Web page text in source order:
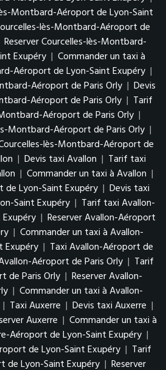
Montbard-Aéroport de Lyon-Saint
lès-Montbard-Aéroport de
Reserver Courcelles-lès-Montbard-
Exupéry | Commander un taxi à
Aéroport de Lyon-Saint Exupéry |
Aéroport de Paris Orly | Devis
Aéroport de Paris Orly | Tarif
Aéroport de Paris Orly |
Montbard-Aéroport de Paris Orly |
lès-Montbard-Aéroport de
| Devis taxi Avallon | Tarif taxi
| Commander un taxi à Avallon |
Lyon-Saint Exupéry | Devis taxi
Saint Exupéry | Tarif taxi Avallon-
| Reserver Avallon-Aéroport
| Commander un taxi à Avallon-
Exupéry | Taxi Avallon-Aéroport de
Aéroport de Paris Orly | Tarif
de Paris Orly | Reserver Avallon-
| Commander un taxi à Avallon-
| Taxi Auxerre | Devis taxi Auxerre |
Auxerre | Commander un taxi à
Aéroport de Lyon-Saint Exupéry |
de Lyon-Saint Exupéry | Tarif
de Lyon-Saint Exupéry | Reserver